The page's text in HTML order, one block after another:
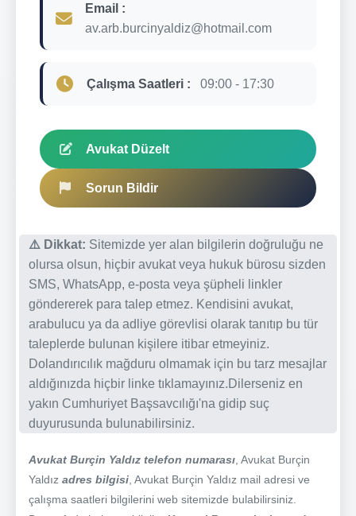
Email :
av.arb.burcinyaldiz@hotmail.com
Çalışma Saatleri : 09:00 - 17:30
Avukat Düzelt
Sorun Bildir
⚠️ Dikkat: Sitemizde yer alan bilgilerin doğruluğu ne
olursa olsun, hiçbir avukat veya hukuk bürosu sizden
SMS, WhatsApp, e-posta veya şüpheli linkler
göndererek para talep etmez. Kendisini avukat,
arabulucu ya da adliye görevlisi olarak tanıtıp bu tür
taleplerde bulunan kişilere itibar etmeyiniz.
Dolandırıcılık mağduru olmamak için bu tarz mesajlar
aldığınızda hiçbir linke tıklamayınız.Dilerseniz en
yakın Cumhuriyet Başsavcılığı'na gidip suç
duyurusunda bulunabilirsiniz.
Avukat Burçin Yaldız telefon numarası , Avukat Burçin
Yaldız adres bilgisi , Avukat Burçin Yaldız mail adresi ve
çalışma saatleri bilgilerini web sitemizde bulabilirsiniz.